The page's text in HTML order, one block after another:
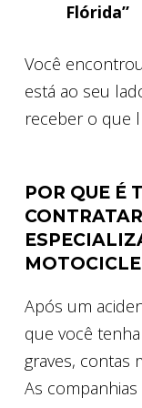
Flórida”
Você
está ao seu
receber o que
POR QUE É
Após um
que você
graves, contas
As